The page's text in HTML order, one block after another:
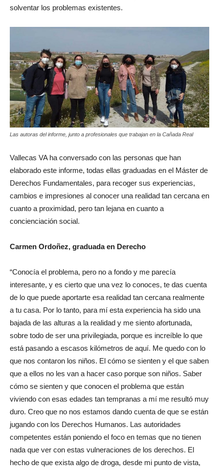
solventar los problemas existentes.
Las autoras del informe, junto a profesionales que trabajan en la Cañada Real
Vallecas VA ha conversado con las personas que han
elaborado este informe, todas ellas graduadas en el Máster de
Derechos Fundamentales, para recoger sus experiencias,
cambios e impresiones al conocer una realidad tan cercana en
cuanto a proximidad, pero tan lejana en cuanto a
concienciación social.
Carmen Ordoñez, graduada en Derecho
“Conocía el problema, pero no a fondo y me parecía
interesante, y es cierto que una vez lo conoces, te das cuenta
de lo que puede aportarte esa realidad tan cercana realmente
a tu casa. Por lo tanto, para mí esta experiencia ha sido una
bajada de las alturas a la realidad y me siento afortunada,
sobre todo de ser una privilegiada, porque es increíble lo que
está pasando a escasos kilómetros de aquí. Me quedo con lo
que nos contaron los niños. El cómo se sienten y el que saben
que a ellos no les van a hacer caso porque son niños. Saber
cómo se sienten y que conocen el problema que están
viviendo con esas edades tan tempranas a mí me resultó muy
duro. Creo que no nos estamos dando cuenta de que se están
jugando con los Derechos Humanos. Las autoridades
competentes están poniendo el foco en temas que no tienen
nada que ver con estas vulneraciones de los derechos. El
hecho de que exista algo de droga, desde mi punto de vista,